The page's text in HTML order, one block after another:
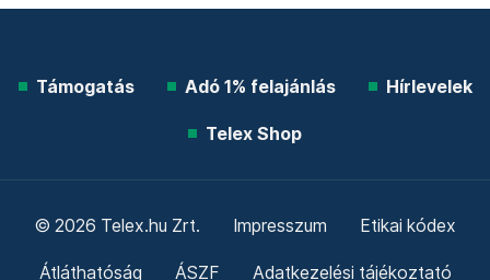
Támogatás Adó 1% felajánlás Hírlevelek
Telex Shop
© 2026 Telex.hu Zrt. Impresszum Etikai kódex
Átláthatóság ÁSZF Adatkezelési tájékoztató